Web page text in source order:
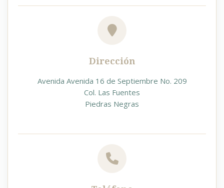
Dirección
Avenida Avenida 16 de Septiembre No. 209
Col. Las Fuentes
Piedras Negras